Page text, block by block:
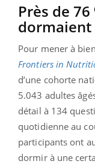
Près de
dormaient
Pour mener à
Frontiers in
d’une cohorte
5.043 adultes
détail à 134
quotidienne au
participants ont
dormir à une